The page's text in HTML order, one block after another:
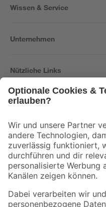
Wissen & Service
Unternehmen
Nützliche Links
Der toom Newsletter: Keine
Zur Newsletter Anmeldung
Folge uns